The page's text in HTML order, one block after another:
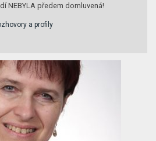
NEBYLA předem domluvená!
a profily